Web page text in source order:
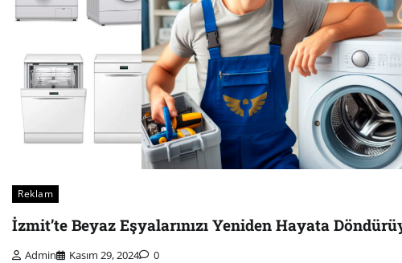
Reklam
İzmit’te Beyaz Eşyalarınızı Yeniden Hayata
Admin Kasım 29, 2024 0